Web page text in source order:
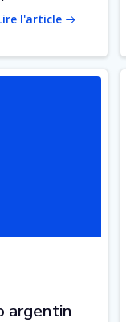
l'article
argentin